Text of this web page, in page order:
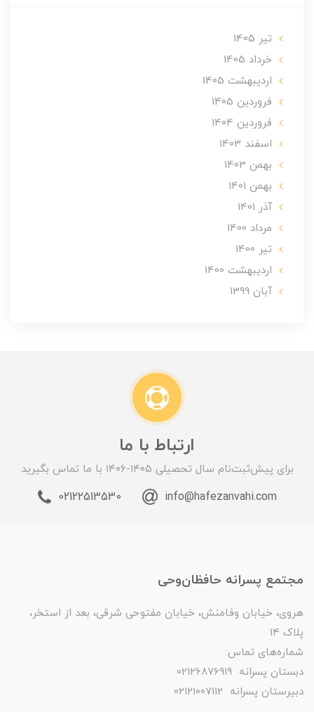
تير 1405
خرداد 1405
ارديبهشت 1405
فروردین 1405
فروردین 1404
اسفند 1403
بهمن 1403
بهمن 1401
آذر 1401
مرداد 1400
تير 1400
ارديبهشت 1400
آبان 1399
ارتباط با ما
برای پیش‌ثبت‌نام سال تحصیلی ۱۴۰۵-۱۴۰۶ با ما تماس بگیرید
info@hafezanvahi.com
02122513530
مجتمع پسرانه حافظان‌وحی
هروی، خیابان وفامنش، خیابان مفتوحی شرقی، بعد از استخر،
پلاک ۱۴
شماره‌های تماس:
دبستان پسرانه 02126876919
دبیرستان پسرانه 02121007112